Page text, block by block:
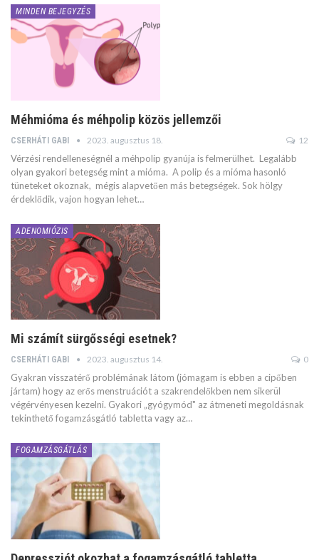
MINDEN BEJEGYZÉS
Méhmióma és méhpolip közös jellemzői
CSERHÁTI GABI 2023. augusztus 18. 12
Vérzési rendelleneségnél a méhpolip gyanúja is felmerülhet. Legalább
olyan gyakori betegség mint a mióma. A polip és a mióma hasonló
tüneteket okoznak, mégis alapvetően más betegségek. Sok hölgy
érdeklődik, vajon hogyan lehet…
ADENOMIÓZIS
Mi számít sürgősségi esetnek?
CSERHÁTI GABI 2023. augusztus 14. 0
Gyakran visszatérő problémának látom (jómagam is ebben a cipőben
jártam) hogy az erős menstruációt a szakrendelőkben nem sikerül
végérvényesen kezelni. Gyakori „gyógymód" az átmeneti megoldásnak
tekinthető fogamzásgátló tabletta vagy az…
FOGAMZÁSGÁTLÁS